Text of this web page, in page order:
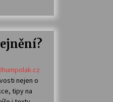
nejen o
tipy na